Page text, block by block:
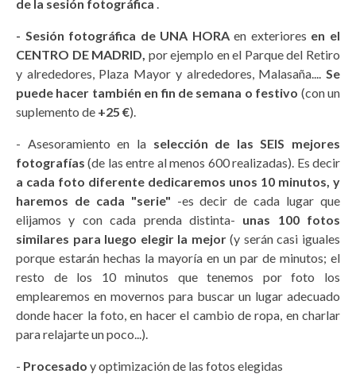
de la sesión fotográfica
- Sesión fotográfica de UNA HORAen exteriores en el
CENTRO DE MADRID, por ejemplo en el Parque del Retiro
y alrededores, Plaza Mayor y alrededores, Malasaña.... Se
puede hacer también en fin de semana o festivo (con un
suplemento de +25 €).
- Asesoramiento en la selección de las SEIS mejores
fotografías (de las entre al menos 600 realizadas). Es decir
a cada foto diferente dedicaremos unos 10 minutos, y
haremos de cada "serie" -es decir de cada lugar que
elijamos y con cada prenda distinta- unas 100 fotos
similares para luego elegir la mejor(y serán casi iguales
porque estarán hechas la mayoría en un par de minutos; el
resto de los 10 minutos que tenemos por foto los
emplearemos en movernos para buscar un lugar adecuado
donde hacer la foto, en hacer el cambio de ropa, en charlar
para relajarte un poco...).
- Procesado y optimización de las fotos elegidas